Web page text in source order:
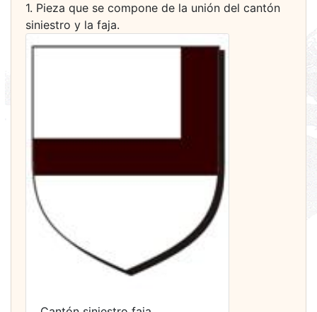
1. Pieza que se compone de la unión del cantón
siniestro y la faja.